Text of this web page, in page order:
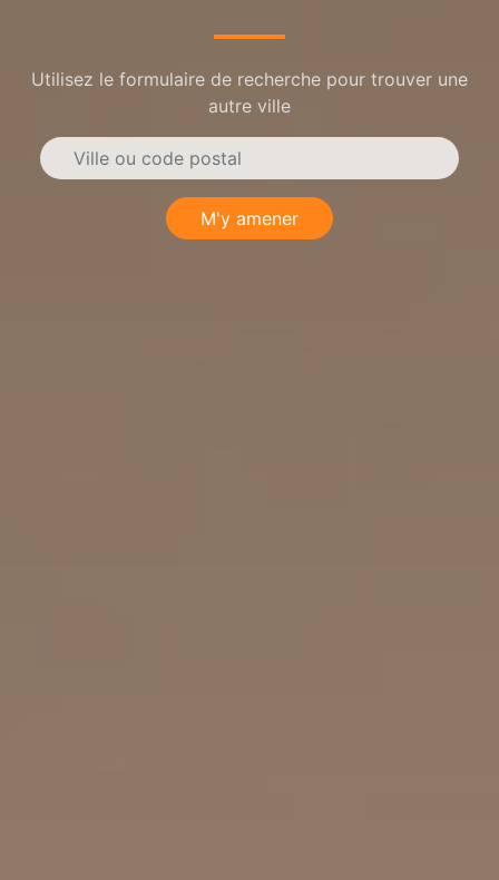
Utilisez le formulaire de recherche pour trouver une
autre ville
M'y amener